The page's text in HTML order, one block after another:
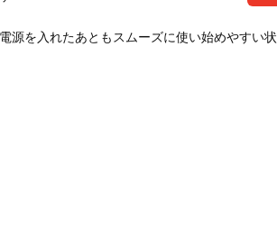
源を入れたあともスムーズに使い始めやすい